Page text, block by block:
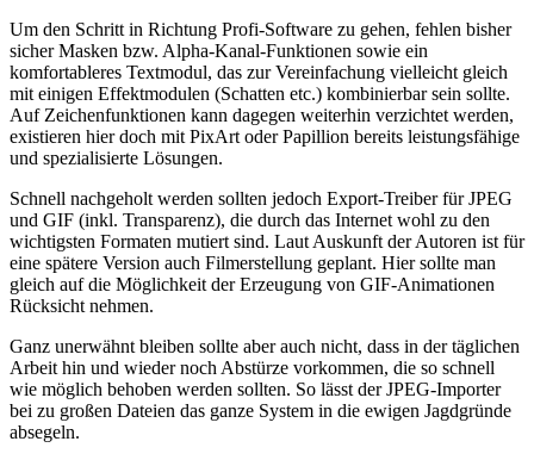
Um den Schritt in Richtung Profi-Software zu gehen, fehlen bisher
sicher Masken bzw. Alpha-Kanal-Funktionen sowie ein
komfortableres Textmodul, das zur Vereinfachung vielleicht gleich
mit einigen Effektmodulen (Schatten etc.) kombinierbar sein sollte.
Auf Zeichenfunktionen kann dagegen weiterhin verzichtet werden,
existieren hier doch mit PixArt oder Papillion bereits leistungsfähige
und spezialisierte Lösungen.
Schnell nachgeholt werden sollten jedoch Export-Treiber für JPEG
und GIF (inkl. Transparenz), die durch das Internet wohl zu den
wichtigsten Formaten mutiert sind. Laut Auskunft der Autoren ist für
eine spätere Version auch Filmerstellung geplant. Hier sollte man
gleich auf die Möglichkeit der Erzeugung von GIF-Animationen
Rücksicht nehmen.
Ganz unerwähnt bleiben sollte aber auch nicht, dass in der täglichen
Arbeit hin und wieder noch Abstürze vorkommen, die so schnell
wie möglich behoben werden sollten. So lässt der JPEG-Importer
bei zu großen Dateien das ganze System in die ewigen Jagdgründe
absegeln.